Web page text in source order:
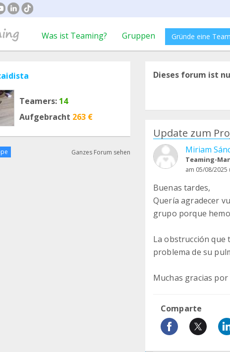
Was ist Teaming? Gruppen Gründe eine
Teamers: 14
Aufgebracht 263 €
Ganzes Forum sehen
Dieses forum ist
Update zum
Miriam
Teaming-
am 05/08/2025
Buenas tardes,
Quería agradecer
grupo porque
La obstrucción que
problema de su
Muchas gracias
Comparte